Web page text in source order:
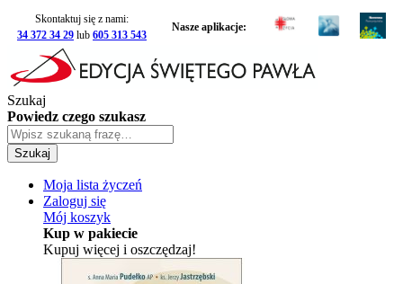
Skontaktuj się z nami:
34 372 34 29 lub 605 313 543
Nasze aplikacje:
Szukaj
Powiedz czego szukasz
Szukaj
Moja lista życzeń
Zaloguj się
Mój koszyk
Kup w pakiecie
Kupuj więcej i oszczędzaj!